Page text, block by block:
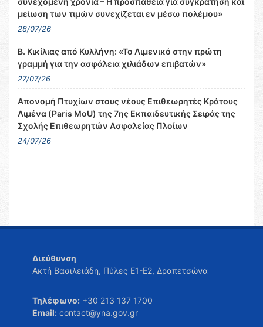
μείωση των τιμών συνεχίζεται εν μέσω πολέμου»
28/07/26
Β. Κικίλιας από Κυλλήνη: «Το Λιμενικό στην πρώτη
γραμμή για την ασφάλεια χιλιάδων επιβατών»
27/07/26
Απονομή Πτυχίων στους νέους Επιθεωρητές Κράτους
Λιμένα (Paris MoU) της 7ης Εκπαιδευτικής Σειράς της
Σχολής Επιθεωρητών Ασφαλείας Πλοίων
24/07/26
Διεύθυνση
Ακτή Βασιλειάδη, Πύλες Ε1-Ε2, Δραπετσώνα
Τηλέφωνο: +30 213 137 1700
Email: contact@yna.gov.gr